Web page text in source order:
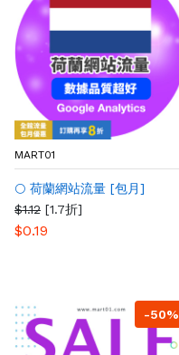
MART01
🌕 荷蘭網站流量 [包月]
$1.12 [1.7折]
$0.19
-50%